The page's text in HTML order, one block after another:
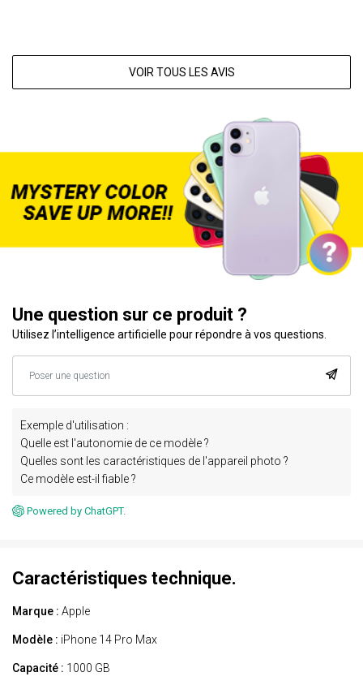
VOIR TOUS LES AVIS
Une question sur ce produit ?
Utilisez l’intelligence artificielle pour répondre à vos questions.
Exemple d'utilisation :
Quelle est l'autonomie de ce modèle ?
Quelles sont les caractéristiques de l'appareil photo ?
Ce modèle est-il fiable ?
Powered by ChatGPT.
Caractéristiques technique.
Marque : Apple
Modèle : iPhone 14 Pro Max
Capacité : 1000 GB